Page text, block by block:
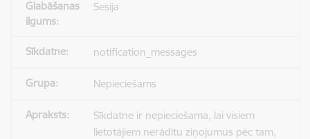
Sesija
notification_messages
Nepieciešams
Sīkdatne ir nepieciešama, lai visiem
lietotājiem nerādītu ziņojumus pēc tam,